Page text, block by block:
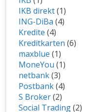
IKB direkt(1)
ING-DiBa (4)
Kredite (4)
Kreditkarten (6)
maxblue (1)
MoneYou (1)
netbank(3)
Postbank(4)
S Broker(2)
Social Trading(2)